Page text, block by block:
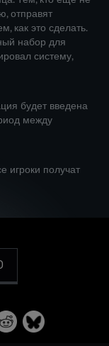
отправят
как это сделать.
набор для
систему,
будет введена
между
игроки получат